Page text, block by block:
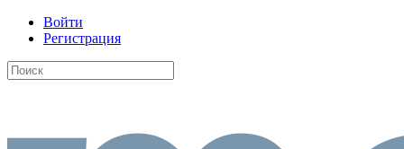
Войти
Регистрация